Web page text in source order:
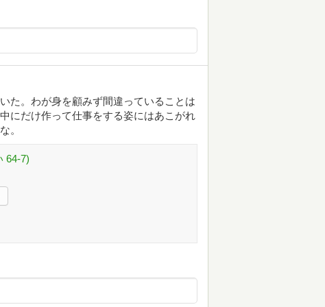
た。わが身を顧みず間違っていることは
にだけ作って仕事をする姿にはあこがれ
。
64-7)